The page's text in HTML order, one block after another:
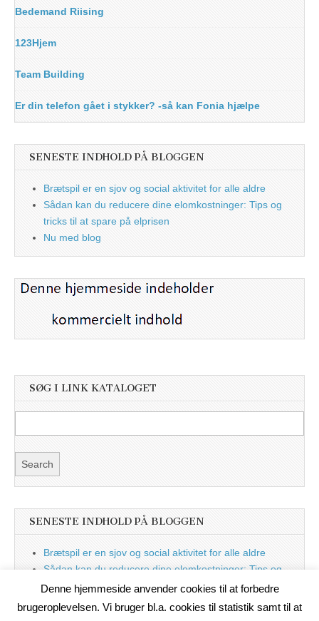
Bedemand Riising
123Hjem
Team Building
Er din telefon gået i stykker? -så kan Fonia hjælpe
SENESTE INDHOLD PÅ BLOGGEN
Brætspil er en sjov og social aktivitet for alle aldre
Sådan kan du reducere dine elomkostninger: Tips og
tricks til at spare på elprisen
Nu med blog
SØG I LINK KATALOGET
SENESTE INDHOLD PÅ BLOGGEN
Brætspil er en sjov og social aktivitet for alle aldre
Sådan kan du reducere dine elomkostninger: Tips og
tricks til at spare på elprisen
Nu med blog
Denne hjemmeside anvender cookies til at forbedre
brugeroplevelsen. Vi bruger bl.a. cookies til statistik samt til at